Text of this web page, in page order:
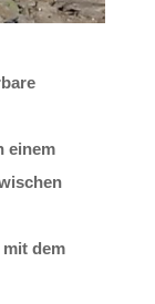
einem
dem